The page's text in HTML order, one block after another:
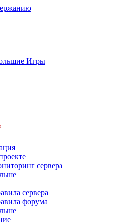
Игры
сервера
сервера
форума